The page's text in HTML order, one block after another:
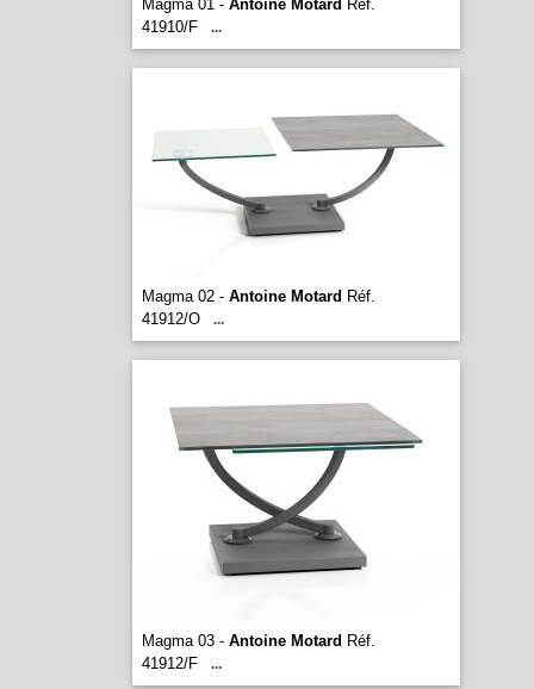
Magma 01 - Antoine Motard Réf.
41910/F
...
Magma 02 - Antoine Motard Réf.
41912/O
...
Magma 03 - Antoine Motard Réf.
41912/F
...